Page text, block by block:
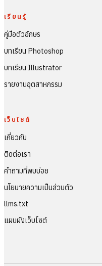
เรียนรู้
คู่มือตัวอักษร
บทเรียน Photoshop
บทเรียน Illustrator
รายงานอุตสาหกรรม
เว็บไซต์
เกี่ยวกับ
ติดต่อเรา
คำถามที่พบบ่อย
นโยบายความเป็นส่วนตัว
llms.txt
แผนผังเว็บไซต์